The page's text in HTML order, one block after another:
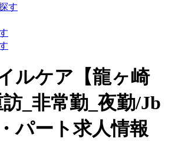
す
ルケア【龍ヶ崎
_非常勤_夜勤/Jb
パート求人情報